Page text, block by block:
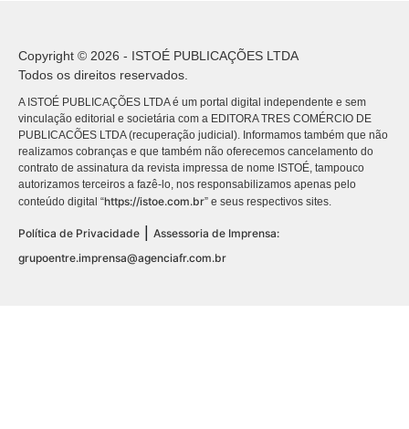
Copyright © 2026 - ISTOÉ PUBLICAÇÕES LTDA
Todos os direitos reservados.
A ISTOÉ PUBLICAÇÕES LTDA é um portal digital independente e sem
vinculação editorial e societária com a EDITORA TRES COMÉRCIO DE
PUBLICACÕES LTDA (recuperação judicial). Informamos também que não
realizamos cobranças e que também não oferecemos cancelamento do
contrato de assinatura da revista impressa de nome ISTOÉ, tampouco
autorizamos terceiros a fazê-lo, nos responsabilizamos apenas pelo
conteúdo digital “https://istoe.com.br” e seus respectivos sites.
Política de Privacidade
Assessoria de Imprensa:
grupoentre.imprensa@agenciafr.com.br